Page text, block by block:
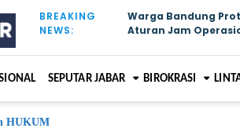
BREAKING
NEWS:
Warga Bandung
Aturan Jam
SEPUTAR JABAR BIROKRASI
HUKUM